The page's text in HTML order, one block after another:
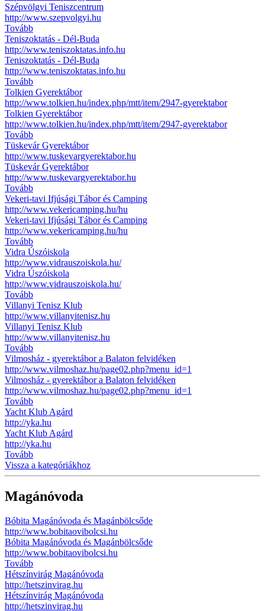
Szépvölgyi Teniszcentrum
http://www.szepvolgyi.hu
Tovább
Teniszoktatás - Dél-Buda
http://www.teniszoktatas.info.hu
Teniszoktatás - Dél-Buda
http://www.teniszoktatas.info.hu
Tovább
Tolkien Gyerektábor
http://www.tolkien.hu/index.php/mtt/item/2947-gyerektabor
Tolkien Gyerektábor
http://www.tolkien.hu/index.php/mtt/item/2947-gyerektabor
Tovább
Tüskevár Gyerektábor
http://www.tuskevargyerektabor.hu
Tüskevár Gyerektábor
http://www.tuskevargyerektabor.hu
Tovább
Vekeri-tavi Ifjúsági Tábor és Camping
http://www.vekericamping.hu/hu
Vekeri-tavi Ifjúsági Tábor és Camping
http://www.vekericamping.hu/hu
Tovább
Vidra Úszóiskola
http://www.vidrauszoiskola.hu/
Vidra Úszóiskola
http://www.vidrauszoiskola.hu/
Tovább
Villanyi Tenisz Klub
http://www.villanyitenisz.hu
Villanyi Tenisz Klub
http://www.villanyitenisz.hu
Tovább
Vilmosház - gyerektábor a Balaton felvidéken
http://www.vilmoshaz.hu/page02.php?menu_id=1
Vilmosház - gyerektábor a Balaton felvidéken
http://www.vilmoshaz.hu/page02.php?menu_id=1
Tovább
Yacht Klub Agárd
http://yka.hu
Yacht Klub Agárd
http://yka.hu
Tovább
Vissza a kategóriákhoz
Magánóvoda
Bóbita Magánóvoda és Magánbölcsőde
http://www.bobitaovibolcsi.hu
Bóbita Magánóvoda és Magánbölcsőde
http://www.bobitaovibolcsi.hu
Tovább
Hétszínvirág Magánóvoda
http://hetszinvirag.hu
Hétszínvirág Magánóvoda
http://hetszinvirag.hu